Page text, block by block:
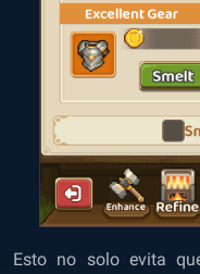
Esto no solo evita